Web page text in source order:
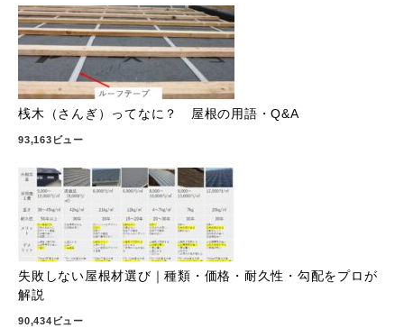
桟木（さんぎ）ってなに？ 屋根の用語・Q&A
93,163ビュー
失敗しない屋根材選び｜種類・価格・耐久性・勾配をプロが
解説
90,434ビュー